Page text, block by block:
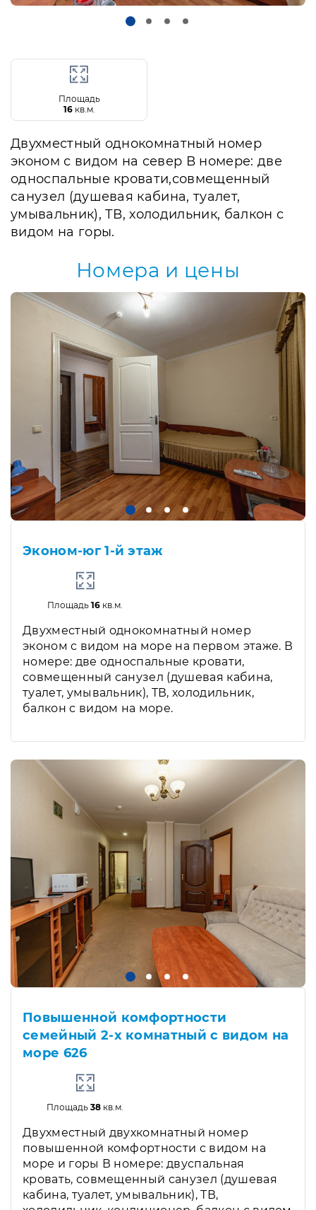
Площадь
16кв.м.
Двухместный однокомнатный номер
эконом с видом на север В номере: две
односпальные кровати,совмещенный
санузел (душевая кабина, туалет,
умывальник), ТВ, холодильник, балкон с
видом на горы.
Номера и цены
Эконом-юг 1-й этаж
Площадь16 кв.м.
Двухместный однокомнатный номер
эконом с видом на море на первом этаже. В
номере: две односпальные кровати,
совмещенный санузел (душевая кабина,
туалет, умывальник), ТВ, холодильник,
балкон с видом на море.
Повышенной комфортности
семейный 2-х комнатный с видом на
море 626
Площадь38 кв.м.
Двухместный двухкомнатный номер
повышенной комфортности с видом на
море и горы В номере: двуспальная
кровать, совмещенный санузел (душевая
кабина, туалет, умывальник), ТВ,